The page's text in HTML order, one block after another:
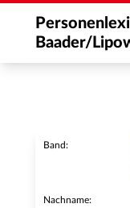
Baader/
Band:
Nachname: